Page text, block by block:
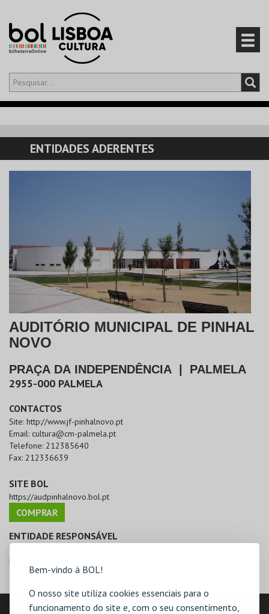
Bem-vindo à BOL!
O nosso site utiliza cookies essenciais para o
funcionamento do site e, com o seu consentimento,
Olá,iniciar sessão
CARRINHO
EVENTOS
ENTIDADES ADERENTES
AUDITÓRIO MUNICIPAL DE PINHAL
NOVO
PRAÇA DA INDEPENDÊNCIA PALMELA
2955-000 PALMELA
CONTACTOS
Site: http://www.jf-pinhalnovo.pt
Email: cultura@cm-palmela.pt
Telefone: 212385640
Fax: 212336639
SITE BOL
https://audpinhalnovo.bol.pt
COMPRAR
ENTIDADE RESPONSÁVEL
Câmara Municipal de Palmela
NIF:
LOCALIZAÇÃO